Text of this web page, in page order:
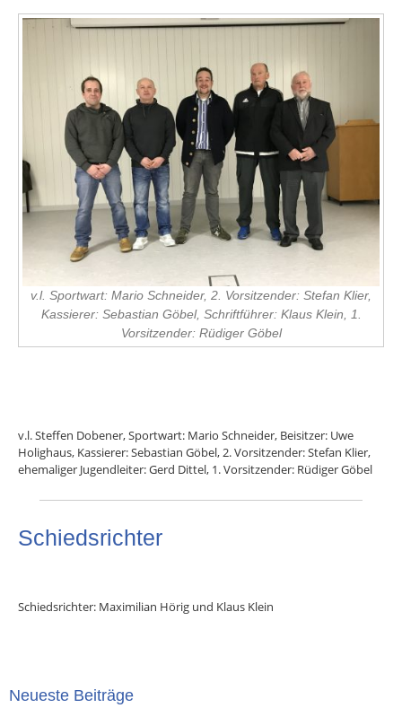
v.l. Sportwart: Mario Schneider, 2. Vorsitzender: Stefan Klier,
Kassierer: Sebastian Göbel, Schriftführer: Klaus Klein, 1.
Vorsitzender: Rüdiger Göbel
v.l. Steffen Dobener, Sportwart: Mario Schneider, Beisitzer: Uwe
Holighaus, Kassierer: Sebastian Göbel, 2. Vorsitzender: Stefan Klier,
ehemaliger Jugendleiter: Gerd Dittel, 1. Vorsitzender: Rüdiger Göbel
Schiedsrichter
Schiedsrichter: Maximilian Hörig und Klaus Klein
Neueste Beiträge